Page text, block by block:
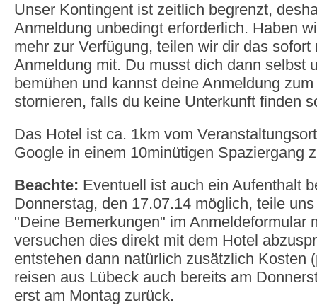
Unser Kontingent ist zeitlich begrenzt,
Anmeldung unbedingt erforderlich. Haben
mehr zur Verfügung, teilen wir dir das sofort
Anmeldung mit. Du musst dich dann selbst
bemühen und kannst deine Anmeldung
stornieren, falls du keine Unterkunft finden
Das Hotel ist ca. 1km vom
Google in einem 10minütigen Spaziergang
Beachte: Eventuell ist auch ein Aufenthalt
Donnerstag, den 17.07.14 möglich, teile
"Deine Bemerkungen" im Anmeldeformular
versuchen dies direkt mit dem Hotel
entstehen dann natürlich zusätzlich Kosten
reisen aus Lübeck auch bereits am
erst am Montag zurück.